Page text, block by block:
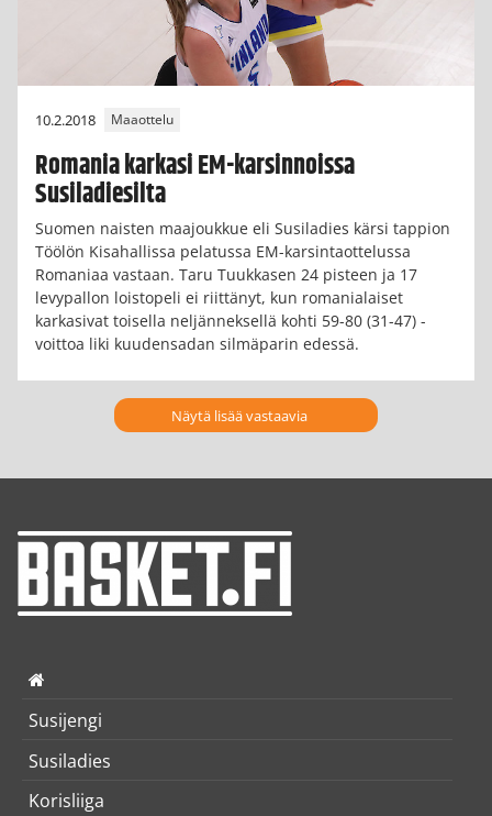
10.2.2018 Maaottelu
Romania karkasi EM-karsinnoissa
Susiladiesilta
Suomen naisten maajoukkue eli Susiladies kärsi tappion
Töölön Kisahallissa pelatussa EM-karsintaottelussa
Romaniaa vastaan. Taru Tuukkasen 24 pisteen ja 17
levypallon loistopeli ei riittänyt, kun romanialaiset
karkasivat toisella neljänneksellä kohti 59-80 (31-47) -
voittoa liki kuudensadan silmäparin edessä.
Näytä lisää vastaavia
Susijengi
Susiladies
Korisliiga